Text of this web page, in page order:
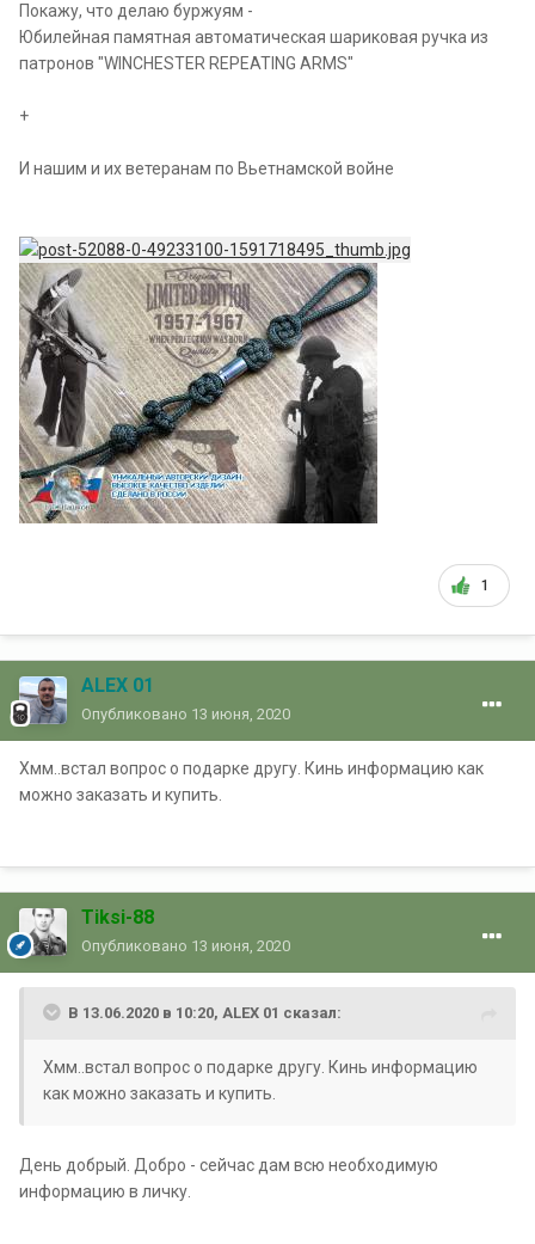
Покажу, что делаю буржуям -
Юбилейная памятная автоматическая шариковая ручка из
патронов "WINCHESTER REPEATING ARMS"
+
И нашим и их ветеранам по Вьетнамской войне
1
ALEX 01
Опубликовано 13 июня, 2020
Хмм..встал вопрос о подарке другу. Кинь информацию как
можно заказать и купить.
Tiksi-88
Опубликовано 13 июня, 2020
В 13.06.2020 в 10:20, ALEX 01 сказал:
Хмм..встал вопрос о подарке другу. Кинь информацию
как можно заказать и купить.
День добрый. Добро - сейчас дам всю необходимую
информацию в личку.